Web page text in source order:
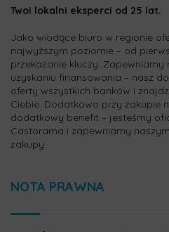
Twoi lokalni eksperci od 25 lat.
Jako wiodące biuro w regionie
najwyższym poziomie – od
przekazanie kluczy. Zapewniamy
uzyskaniu finansowania – nasz
oferty wszystkich banków i
Ciebie. Dodatkowo przy zakupie
dodatkowy benefit – jesteśmy
Castorama i zapewniamy
zakupy.
NOTA PRAWNA